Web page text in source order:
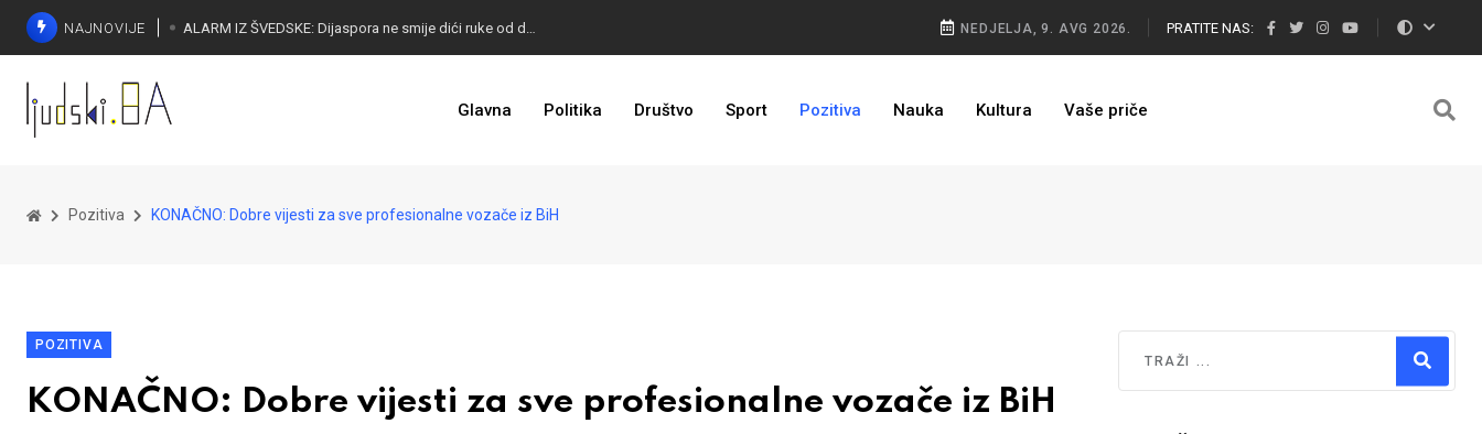
NAJNOVIJE
GENERAL PODIGAO BURU: Brčko kao mjesto mogućeg novog sukoba
NEDJELJA, 9. AVG 2026. PRATITE NAS:
Glavna Politika Društvo Sport Pozitiva Nauka Kultura Vaše priče
Pozitiva KONAČNO: Dobre vijesti za sve profesionalne vozače iz BiH
POZITIVA
KONAČNO: Dobre vijesti za sve profesionalne vozače iz BiH Type 2 or more characters for results.